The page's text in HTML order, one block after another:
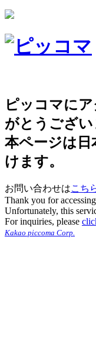
ピッコマに
がとうござい
本ページは
けます。
お問い合わせはこち
Thank you for
Unfortunately, this
For inquiries, please
Kakao piccoma Corp.